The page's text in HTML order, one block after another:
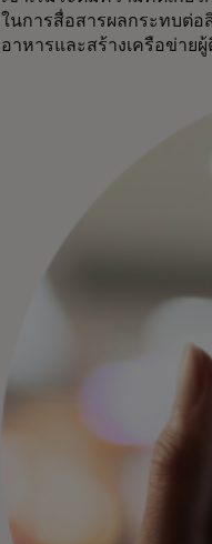
ในการสื่อสารผลกระทบต่
อาหารและสร้างเครือข่ายผู้